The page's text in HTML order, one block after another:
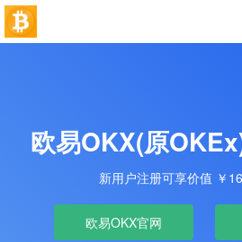
欧易OKX(原
新用户注册可享价值 ￥
欧易OKX官网